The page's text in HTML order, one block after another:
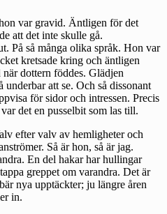
var gravid. Äntligen för det
att det inte skulle gå.
På så många olika språk. Hon var
kretsade kring och äntligen
dottern föddes. Glädjen
underbar att se. Och så dissonant
för sidor och intressen. Precis
det en pusselbit som las till.
efter valv av hemligheter och
Så är hon, så är jag.
En del hakar har hullingar
greppet om varandra. Det är
nya upptäckter; ju längre åren
in.